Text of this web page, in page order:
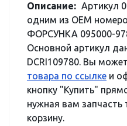
Описание: Артикул
одним из OEM
ФОРСУНКА 095000-
Основной артикул
DCRI109780. Вы
товара по ссылке и
кнопку "Купить"
нужная вам запчасть
корзину.